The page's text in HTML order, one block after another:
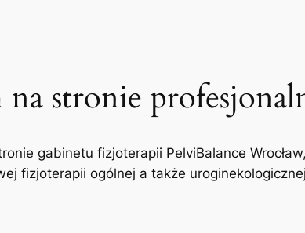
stronie
gabinetu fizjoterapii PelviBalance
fizjoterapii ogólnej a także